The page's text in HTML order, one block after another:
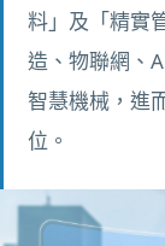
料」及「精實
造、物聯網、
智慧機械，進
位。